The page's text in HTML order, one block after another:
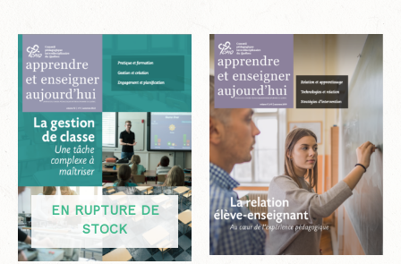
EN RUPTURE DE
STOCK
de
prix :
12.50$
21.50$
produit
a
variations.
Les
options
peuvent
être
choisies
la